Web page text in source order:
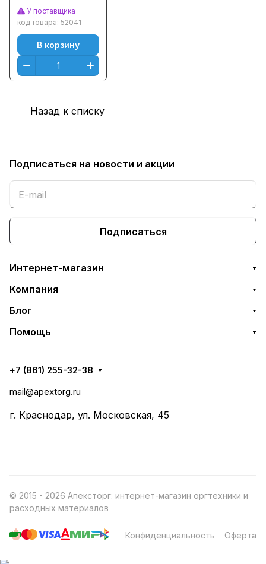
L3550CDW, DCP-
L3550, HL-
L3230, MFC-
L3770CDW, MFC-
L3770 (1300стр.)
У поставщика
код товара: 52041
В корзину
Назад к списку
Подписаться на новости и акции
Подписаться
Интернет-магазин
Компания
Блог
Помощь
+7 (861) 255-32-38
mail@apextorg.ru
г. Краснодар, ул. Московская, 45
© 2015 - 2026 Апексторг: интернет-магазин оргтехники и
расходных материалов
Конфиденциальность Оферта